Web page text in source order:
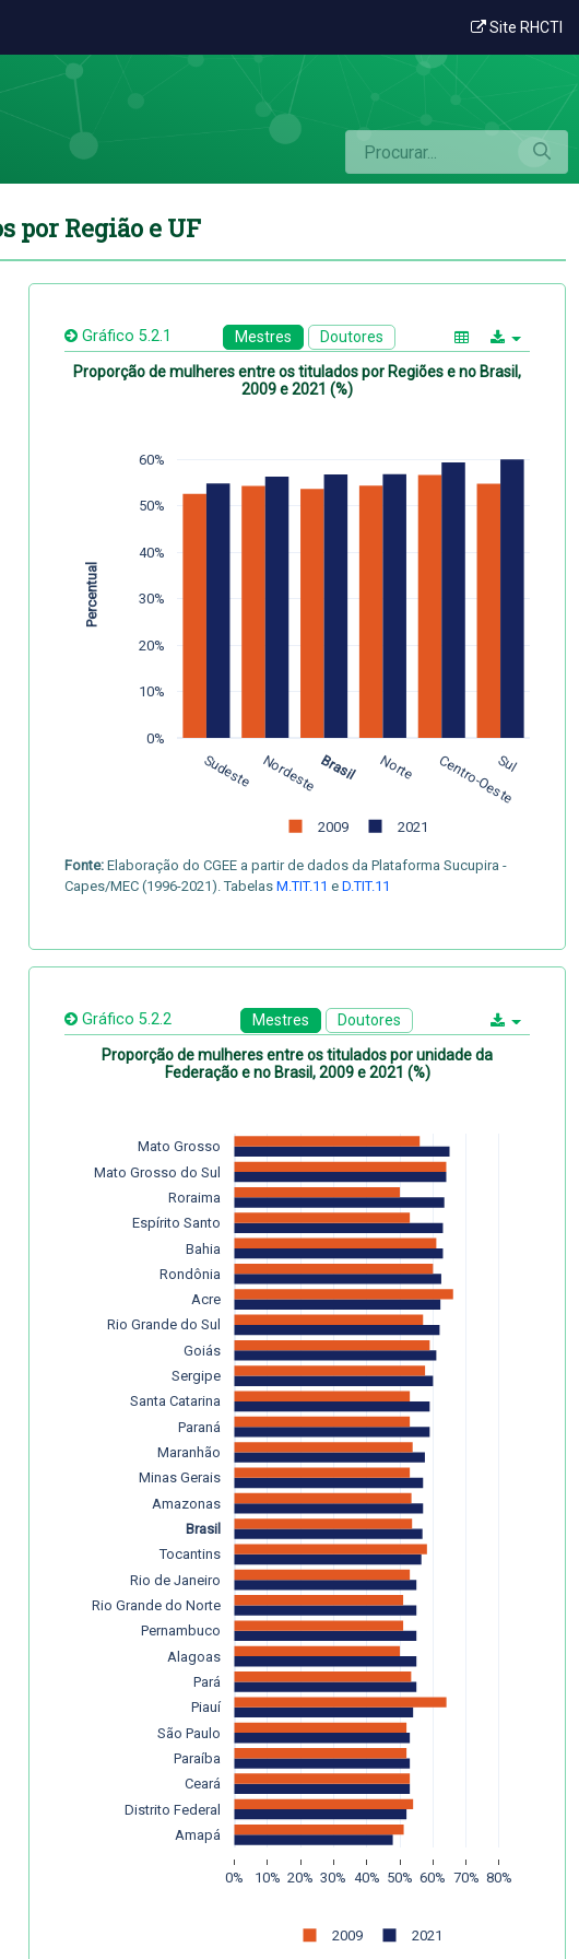
mulheres entre os titulados por Região e UFSite RHCTI
por Região e UF
Gráfico 5.2.1 Mestres Doutores
Proporção de mulheres entre os titulados por Regiões e no Brasil,
2009 e 2021 (%)
Sudeste Nordeste Brasil Norte Centro-Oeste
Sul
0%
10%
20%
30%
40%
50%
60%
2009 2021
Percentual
Fonte: Elaboração do CGEE a partir de dados da Plataforma Sucupira -
Capes/MEC (1996-2021). Tabelas M.TIT.11 e D.TIT.11
Gráfico 5.2.2 Mestres Doutores
Proporção de mulheres entre os titulados por unidade da
Federação e no Brasil, 2009 e 2021 (%)
0% 10% 20% 30% 40% 50% 60% 70% 80%
Amapá
Distrito Federal
Ceará
Paraíba
São Paulo
Piauí
Pará
Alagoas
Pernambuco
Rio Grande do Norte
Rio de Janeiro
Tocantins
Brasil
Amazonas
Minas Gerais
Maranhão
Paraná
Santa Catarina
Sergipe
Goiás
Rio Grande do Sul
Acre
Rondônia
Bahia
Espírito Santo
Roraima
Mato Grosso do Sul
Mato Grosso
2009 2021